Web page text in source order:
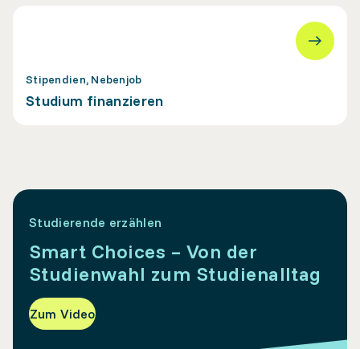
Stipendien, Nebenjob
Studium finanzieren
Studierende erzählen
Smart Choices – Von der
Studienwahl zum Studienalltag
Zum Video